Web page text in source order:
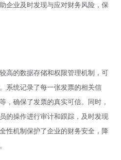
企业及时发现与应对财务风险，保
高的数据存储和权限管理机制，可
系统记录了每一张发票的相关信
，确保了发票的真实可信。同时，
的操作进行审计和跟踪，及时发现
性机制保护了企业的财务安全，降